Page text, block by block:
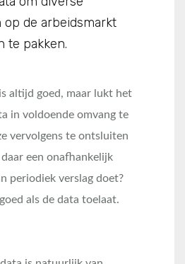
op de arbeidsmarkt
te pakken.
altijd goed, maar lukt het
in voldoende omvang te
vervolgens te ontsluiten
een onafhankelijk
periodiek verslag doet?
als de data toelaat.